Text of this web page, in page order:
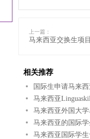
上一篇：
马来西亚交换生项
相关推荐
国际生申请马来
马来西亚
马来西亚外国大
马来西亚的国际
马来西亚国际学